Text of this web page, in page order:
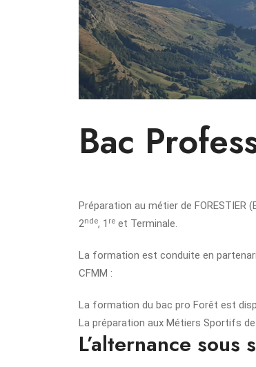
Bac
Préparation au métier de FORESTIER
2nde, 1 re et Terminale.
La formation est conduite en
CFMM :
La formation du bac pro Forêt est
La préparation aux Métiers Sportifs
L’alternance